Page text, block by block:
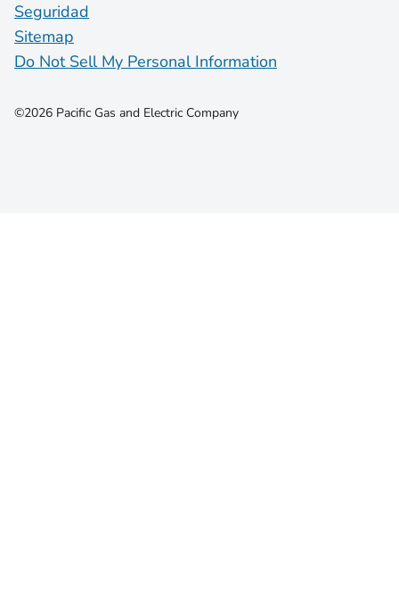
Seguridad
Sitemap
Do Not Sell My Personal Information
©2026 Pacific Gas and Electric Company